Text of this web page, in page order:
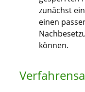
zunächst
einen
können.